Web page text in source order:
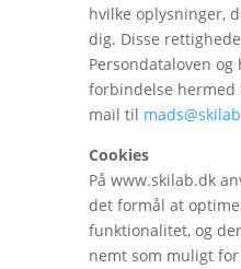
hvilke oplysninger,
dig. Disse
Persondataloven og
forbindelse hermed
mail til
Cookies
På www.skilab.dk
det formål at
funktionalitet, og
nemt som muligt